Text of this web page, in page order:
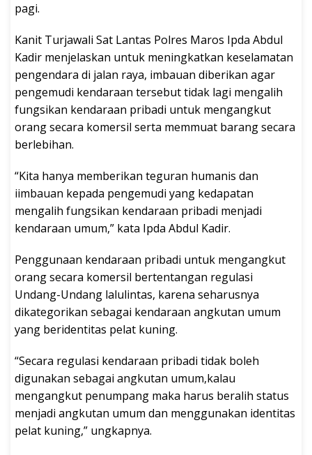
pagi.
Kanit Turjawali Sat Lantas Polres Maros Ipda Abdul
Kadir menjelaskan untuk meningkatkan keselamatan
pengendara di jalan raya, imbauan diberikan agar
pengemudi kendaraan tersebut tidak lagi mengalih
fungsikan kendaraan pribadi untuk mengangkut
orang secara komersil serta memmuat barang secara
berlebihan.
“Kita hanya memberikan teguran humanis dan
iimbauan kepada pengemudi yang kedapatan
mengalih fungsikan kendaraan pribadi menjadi
kendaraan umum,” kata Ipda Abdul Kadir.
Penggunaan kendaraan pribadi untuk mengangkut
orang secara komersil bertentangan regulasi
Undang-Undang lalulintas, karena seharusnya
dikategorikan sebagai kendaraan angkutan umum
yang beridentitas pelat kuning.
“Secara regulasi kendaraan pribadi tidak boleh
digunakan sebagai angkutan umum,kalau
mengangkut penumpang maka harus beralih status
menjadi angkutan umum dan menggunakan identitas
pelat kuning,” ungkapnya.